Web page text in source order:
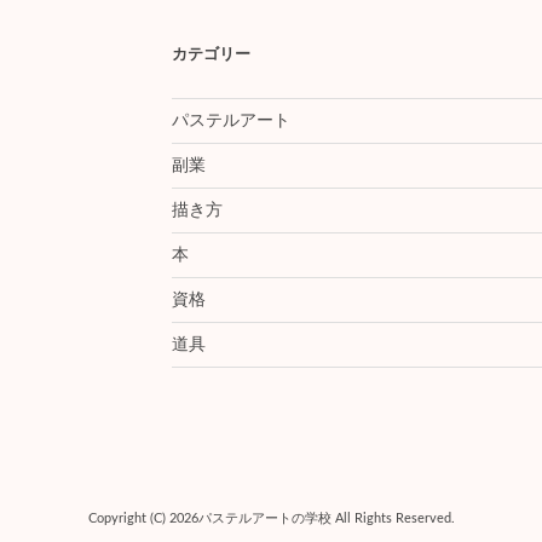
カテゴリー
パステルアート
副業
描き方
本
資格
道具
Copyright (C) 2026パステルアートの学校 All Rights Reserved.